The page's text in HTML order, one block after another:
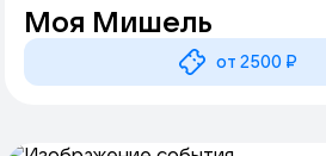
Моя Мишель
от 2500 ₽